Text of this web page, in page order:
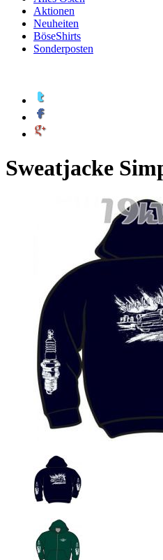
Aktionen
Neuheiten
BöseShirts
Sonderposten
Sweatjacke